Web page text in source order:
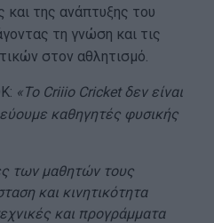
και της ανάπτυξης του
τη γνώση και τις
στον αθλητισμό.
«Το Criiio Cricket δεν είναι
καθηγητές φυσικής
των μαθητών τους
και κινητικότητα
και προγράμματα